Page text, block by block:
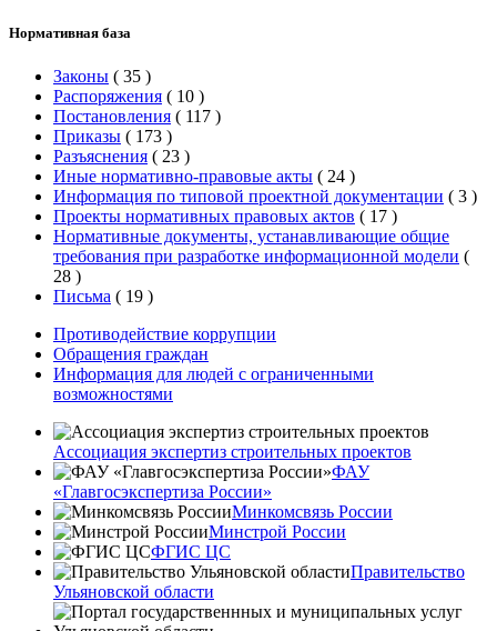
Нормативная база
Законы ( 35 )
Распоряжения ( 10 )
Постановления ( 117 )
Приказы ( 173 )
Разъяснения ( 23 )
Иные нормативно-правовые акты ( 24 )
Информация по типовой проектной документации ( 3 )
Проекты нормативных правовых актов ( 17 )
Нормативные документы, устанавливающие общие
требования при разработке информационной модели (
28 )
Письма ( 19 )
Противодействие коррупции
Обращения граждан
Информация для людей с ограниченными
возможностями
Ассоциация экспертиз строительных проектов
ФАУ
«Главгосэкспертиза России»
Минкомсвязь России
Минстрой России
ФГИС ЦС
Правительство
Ульяновской области